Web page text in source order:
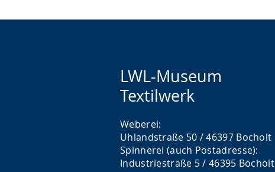
LWL-Museum
Textilwerk
Weberei:
Uhlandstraße 50 / 46397 Bocholt
Spinnerei (auch Postadresse):
Industriestraße 5 / 46395 Bocholt